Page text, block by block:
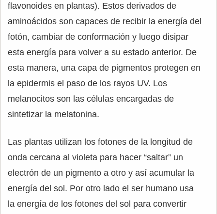
flavonoides en plantas). Estos derivados de
aminoácidos son capaces de recibir la energía del
fotón, cambiar de conformación y luego disipar
esta energía para volver a su estado anterior. De
esta manera, una capa de pigmentos protegen en
la epidermis el paso de los rayos UV. Los
melanocitos son las células encargadas de
sintetizar la melatonina.
Las plantas utilizan los fotones de la longitud de
onda cercana al violeta para hacer “saltar” un
electrón de un pigmento a otro y así acumular la
energía del sol. Por otro lado el ser humano usa
la energía de los fotones del sol para convertir